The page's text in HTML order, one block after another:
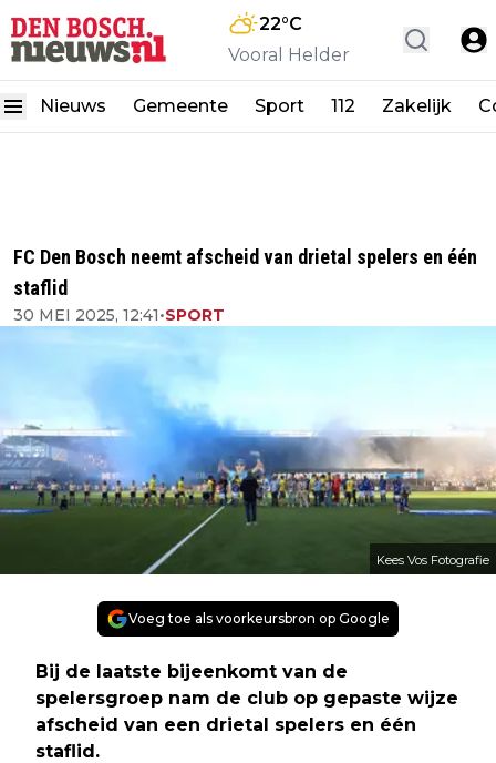
22°C
Vooral Helder
Nieuws Gemeente Sport 112 Zakelijk
FC Den Bosch neemt afscheid van drietal spelers en één
staflid
30 MEI 2025, 12:41•SPORT
Kees Vos Fotografie
Voeg toe als voorkeursbron op Google
Bij de laatste bijeenkomt van de
spelersgroep nam de club op gepaste wijze
afscheid van een drietal spelers en één
staflid.